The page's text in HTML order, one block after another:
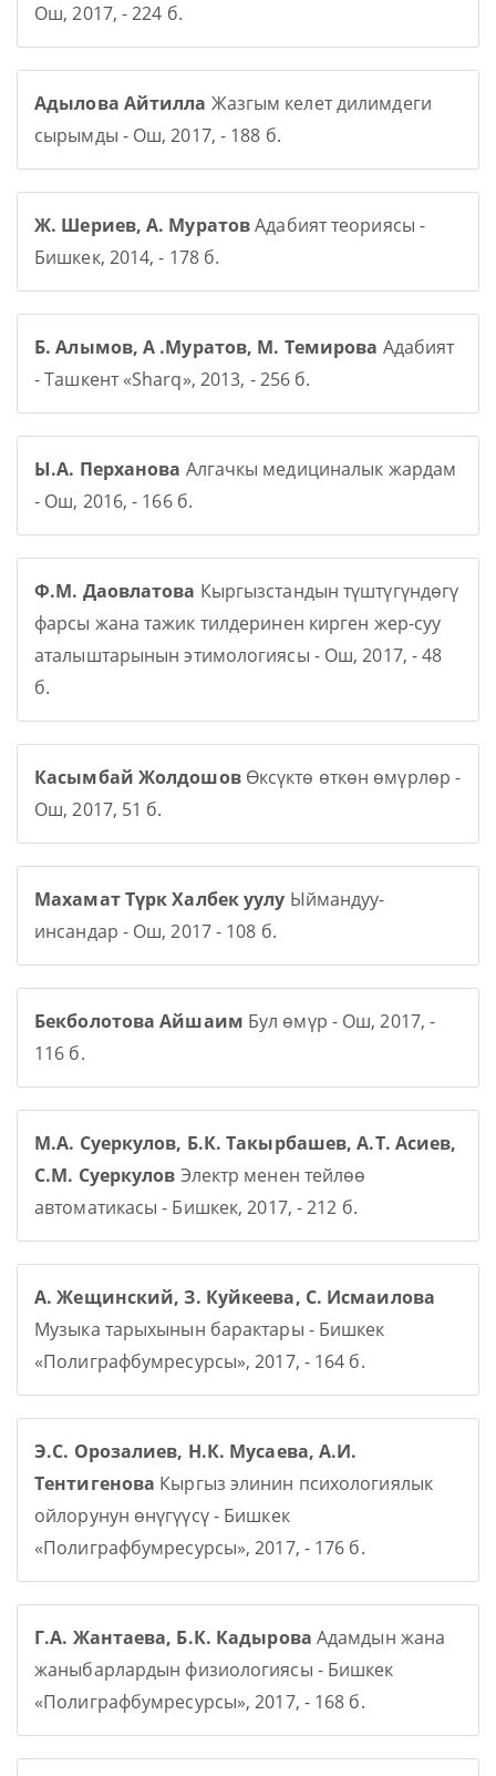
Ош, 2017, - 224 б.
Адылова Айтилла Жазгым келет дилимдеги
сырымды - Ош, 2017, - 188 б.
Ж. Шериев, А. МуратовАдабият теориясы -
Бишкек, 2014, - 178 б.
Б. Алымов, А .Муратов, М. Темирова Адабият
- Ташкент «Sharq», 2013, - 256 б.
Ы.А. Перханова Алгачкы медициналык жардам
- Ош, 2016, - 166 б.
Ф.М. Даовлатова Кыргызстандын түштүгүндөгү
фарсы жана тажик тилдеринен кирген жер-суу
аталыштарынын этимологиясы - Ош, 2017, - 48
б.
Касымбай Жолдошов Өксүктө өткөн өмүрлөр -
Ош, 2017, 51 б.
Махамат Түрк Халбек уулу Ыймандуу-
инсандар - Ош, 2017 - 108 б.
Бекболотова Айшаим Бул өмүр - Ош, 2017, -
116 б.
М.А. Суеркулов, Б.К. Такырбашев, А.Т. Асиев,
С.М. Суеркулов Электр менен тейлөө
автоматикасы - Бишкек, 2017, - 212 б.
А. Жещинский, З. Куйкеева, С. Исмаилова
Музыка тарыхынын барактары - Бишкек
«Полиграфбумресурсы», 2017, - 164 б.
Э.С. Орозалиев, Н.К. Мусаева, А.И.
Тентигенова Кыргыз элинин психологиялык
ойлорунун өнүгүүсү - Бишкек
«Полиграфбумресурсы», 2017, - 176 б.
Г.А. Жантаева, Б.К. Кадырова Адамдын жана
жаныбарлардын физиологиясы - Бишкек
«Полиграфбумресурсы», 2017, - 168 б.